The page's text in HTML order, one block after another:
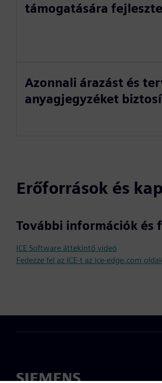
támogatására
Azonnali árazást és
anyagjegyzéket
Erőforrások és
További információk és
ICE Software áttekintő videó
Fedezze fel az ICE-t az ice-edge.com